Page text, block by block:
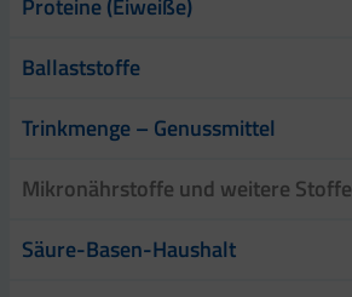
Proteine (Eiweiße)
Ballaststoffe
Trinkmenge – Genussmittel
Mikronährstoffe und weitere Stoffe
Säure-Basen-Haushalt